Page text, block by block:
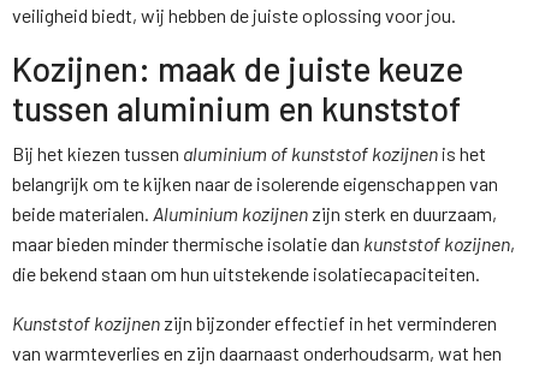
veiligheid biedt, wij hebben de juiste oplossing voor jou.
Kozijnen: maak de juiste keuze
tussen aluminium en kunststof
Bij het kiezen tussen aluminium of kunststof kozijnen is het
belangrijk om te kijken naar de isolerende eigenschappen van
beide materialen. Aluminium kozijnen zijn sterk en duurzaam,
maar bieden minder thermische isolatie dan kunststof kozijnen,
die bekend staan om hun uitstekende isolatiecapaciteiten.
Kunststof kozijnen zijn bijzonder effectief in het verminderen
van warmteverlies en zijn daarnaast onderhoudsarm, wat hen